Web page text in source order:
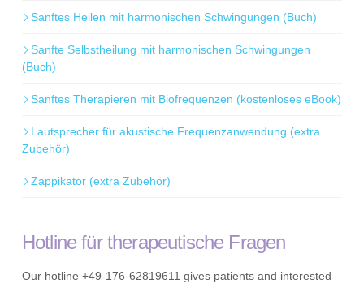
Sanftes Heilen mit harmonischen Schwingungen (Buch)
Sanfte Selbstheilung mit harmonischen Schwingungen
(Buch)
Sanftes Therapieren mit Biofrequenzen (kostenloses eBook)
Lautsprecher für akustische Frequenzanwendung (extra
Zubehör)
Zappikator (extra Zubehör)
Hotline für therapeutische Fragen
Our hotline +49-176-62819611 gives patients and interested